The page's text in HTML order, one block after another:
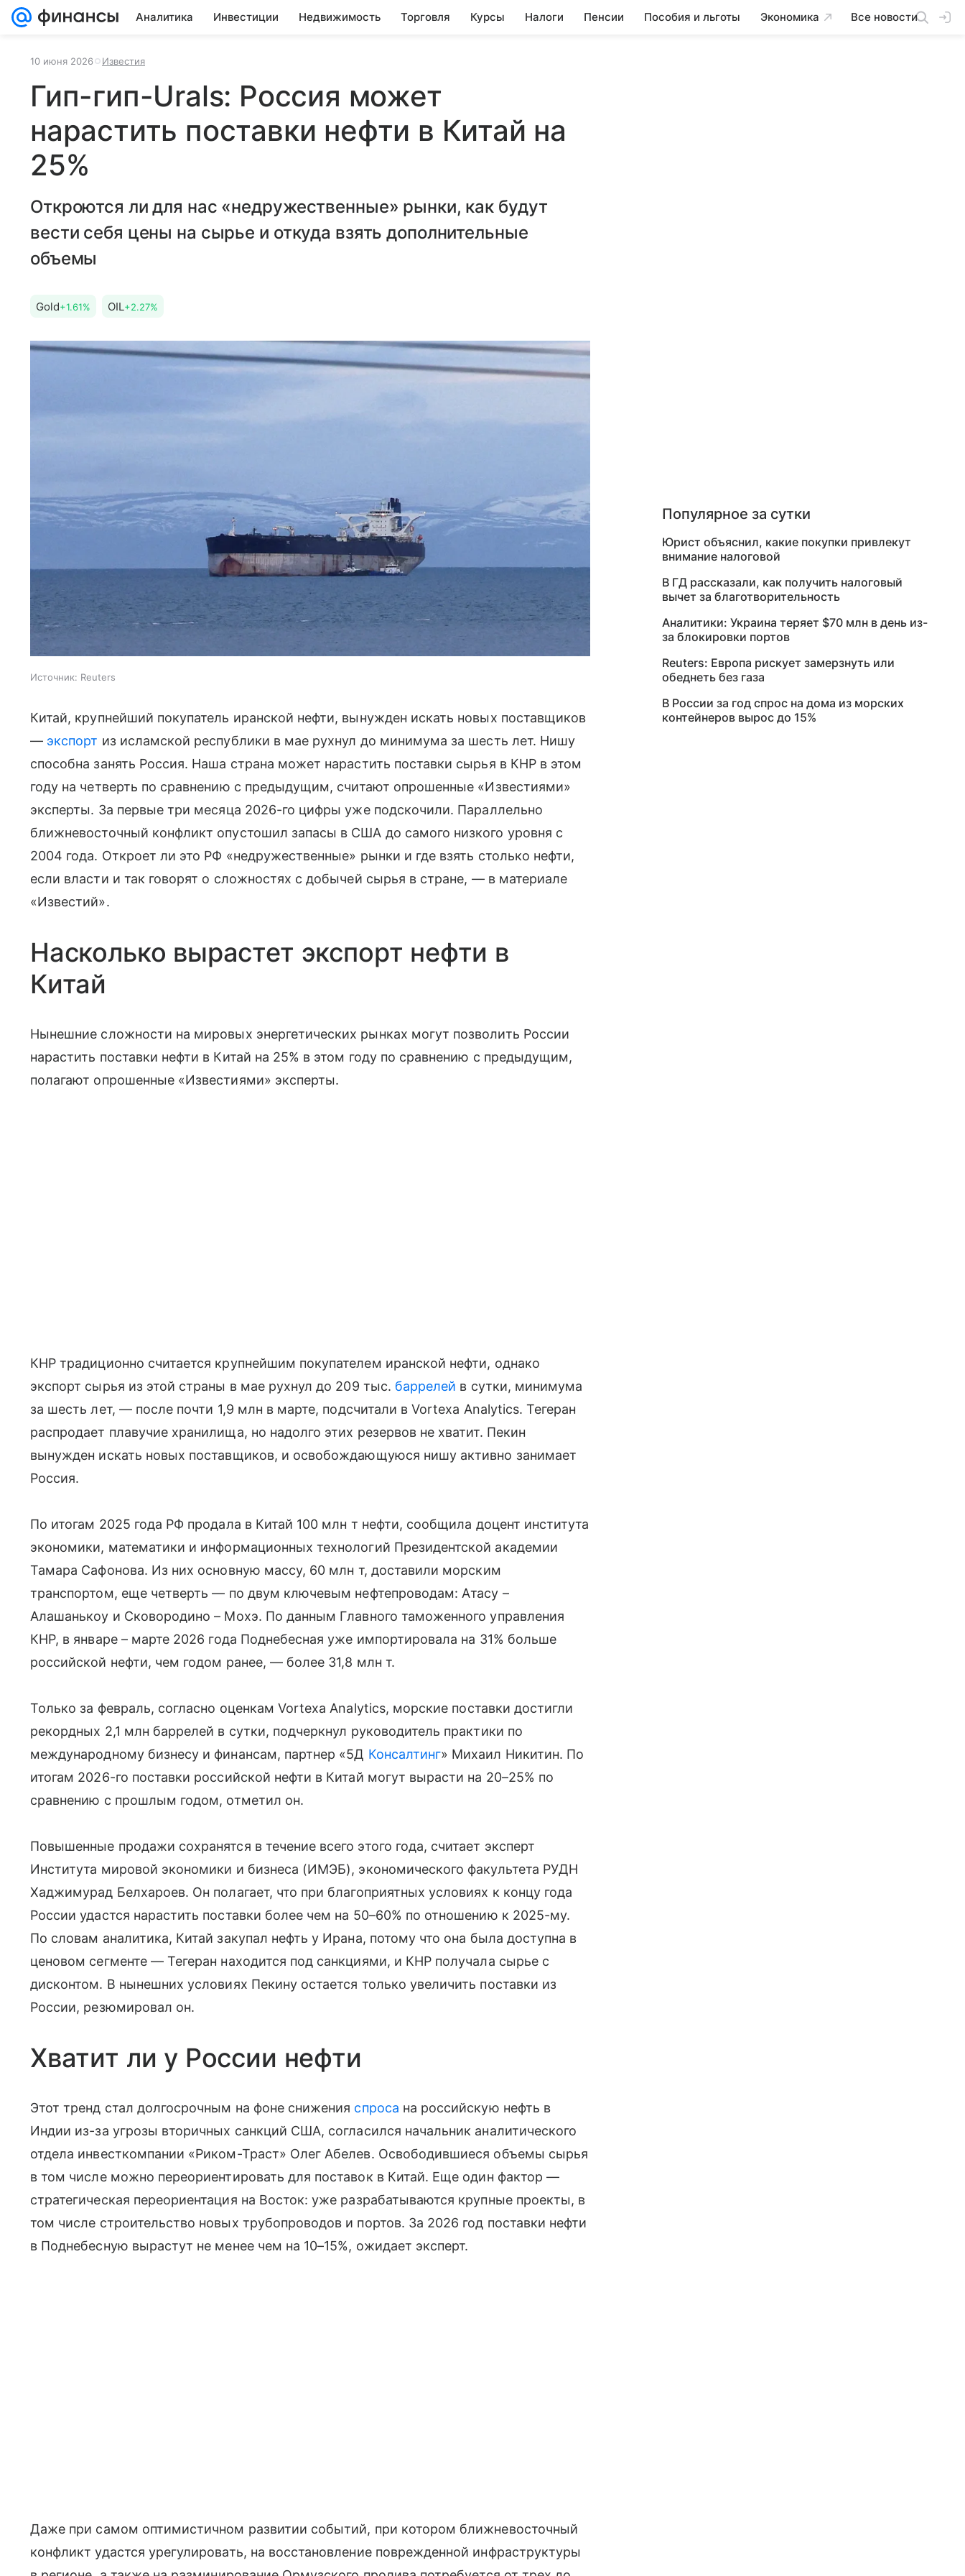
Аналитика Инвестиции Недвижимость Торговля Курсы Налоги Пенсии Пособия и льготы Экономика Все новости
10 июня 2026 Известия
Гип-гип-Urals: Россия может
нарастить поставки нефти в Китай на
25%
Откроются ли для нас «недружественные» рынки, как будут
вести себя цены на сырье и откуда взять дополнительные
объемы
Gold+1.61% OIL+2.27%
Источник: Reuters
Китай, крупнейший покупатель иранской нефти, вынужден искать новых поставщиков
— экспорт из исламской республики в мае рухнул до минимума за шесть лет. Нишу
способна занять Россия. Наша страна может нарастить поставки сырья в КНР в этом
году на четверть по сравнению с предыдущим, считают опрошенные «Известиями»
эксперты. За первые три месяца 2026-го цифры уже подскочили. Параллельно
ближневосточный конфликт опустошил запасы в США до самого низкого уровня с
2004 года. Откроет ли это РФ «недружественные» рынки и где взять столько нефти,
если власти и так говорят о сложностях с добычей сырья в стране, — в материале
«Известий».
Насколько вырастет экспорт нефти в
Китай
Нынешние сложности на мировых энергетических рынках могут позволить России
нарастить поставки нефти в Китай на 25% в этом году по сравнению с предыдущим,
полагают опрошенные «Известиями» эксперты.
КНР традиционно считается крупнейшим покупателем иранской нефти, однако
экспорт сырья из этой страны в мае рухнул до 209 тыс. баррелей в сутки, минимума
за шесть лет, — после почти 1,9 млн в марте, подсчитали в Vortexa Analytics. Тегеран
распродает плавучие хранилища, но надолго этих резервов не хватит. Пекин
вынужден искать новых поставщиков, и освобождающуюся нишу активно занимает
Россия.
По итогам 2025 года РФ продала в Китай 100 млн т нефти, сообщила доцент института
экономики, математики и информационных технологий Президентской академии
Тамара Сафонова. Из них основную массу, 60 млн т, доставили морским
транспортом, еще четверть — по двум ключевым нефтепроводам: Атасу –
Алашанькоу и Сковородино – Мохэ. По данным Главного таможенного управления
КНР, в январе – марте 2026 года Поднебесная уже импортировала на 31% больше
российской нефти, чем годом ранее, — более 31,8 млн т.
Только за февраль, согласно оценкам Vortexa Analytics, морские поставки достигли
рекордных 2,1 млн баррелей в сутки, подчеркнул руководитель практики по
международному бизнесу и финансам, партнер «5Д Консалтинг» Михаил Никитин. По
итогам 2026-го поставки российской нефти в Китай могут вырасти на 20–25% по
сравнению с прошлым годом, отметил он.
Повышенные продажи сохранятся в течение всего этого года, считает эксперт
Института мировой экономики и бизнеса (ИМЭБ), экономического факультета РУДН
Хаджимурад Белхароев. Он полагает, что при благоприятных условиях к концу года
России удастся нарастить поставки более чем на 50–60% по отношению к 2025-му.
По словам аналитика, Китай закупал нефть у Ирана, потому что она была доступна в
ценовом сегменте — Тегеран находится под санкциями, и КНР получала сырье с
дисконтом. В нынешних условиях Пекину остается только увеличить поставки из
России, резюмировал он.
Хватит ли у России нефти
Этот тренд стал долгосрочным на фоне снижения спроса на российскую нефть в
Индии из-за угрозы вторичных санкций США, согласился начальник аналитического
отдела инвесткомпании «Риком-Траст» Олег Абелев. Освободившиеся объемы сырья
в том числе можно переориентировать для поставок в Китай. Еще один фактор —
стратегическая переориентация на Восток: уже разрабатываются крупные проекты, в
том числе строительство новых трубопроводов и портов. За 2026 год поставки нефти
в Поднебесную вырастут не менее чем на 10–15%, ожидает эксперт.
Даже при самом оптимистичном развитии событий, при котором ближневосточный
конфликт удастся урегулировать, на восстановление поврежденной инфраструктуры
Популярное за сутки
Юрист объяснил, какие покупки привлекут
внимание налоговой
В ГД рассказали, как получить налоговый
вычет за благотворительность
Аналитики: Украина теряет $70 млн в день из-
за блокировки портов
Reuters: Европа рискует замерзнуть или
обеднеть без газа
В России за год спрос на дома из морских
контейнеров вырос до 15%